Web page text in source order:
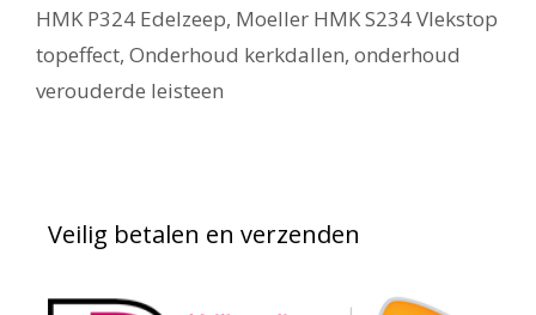
HMK P324 Edelzeep, Moeller HMK S234 Vlekstop
topeffect, Onderhoud kerkdallen, onderhoud
verouderde leisteen
Veilig betalen en verzenden